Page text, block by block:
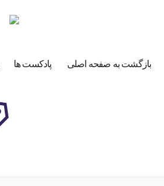
بازگشت به صفحه اصلی پادکست ها